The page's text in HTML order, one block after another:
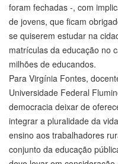
foram fechadas -, com
de jovens, que ficam
se quiserem estudar na
matrículas da educação no
milhões de educandos.
Para Virgínia Fontes,
Universidade Federal
democracia deixar de
integrar a pluralidade da
ensino aos trabalhadores
conjunto da educação